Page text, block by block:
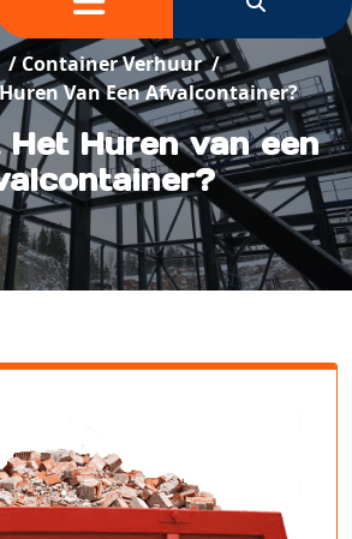
Container Verhuur/
Van Een Afvalcontainer?
Huren van een